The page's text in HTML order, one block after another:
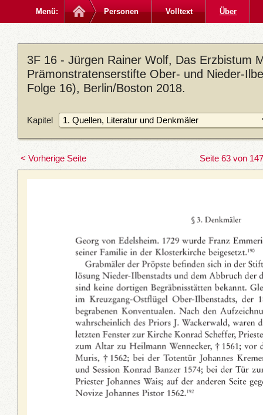
Menü: Personen Volltext Über
3F 16 - Jürgen Rainer Wolf, Das Erzbistum
Prämonstratenserstifte Ober- und Nieder-
Folge 16), Berlin/Boston 2018.
Kapitel
< Vorherige Seite Seite 63 von